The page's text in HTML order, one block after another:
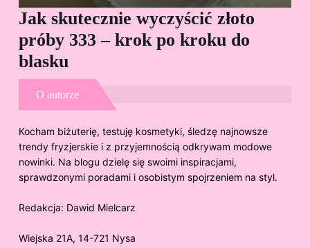
Jak skutecznie wyczyścić złoto
próby 333 – krok po kroku do
blasku
O autorze
Kocham biżuterię, testuję kosmetyki, śledzę najnowsze
trendy fryzjerskie i z przyjemnością odkrywam modowe
nowinki. Na blogu dzielę się swoimi inspiracjami,
sprawdzonymi poradami i osobistym spojrzeniem na styl.
Redakcja: Dawid Mielcarz
Wiejska 21A, 14-721 Nysa